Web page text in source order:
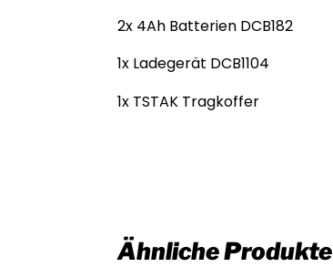
2x 4Ah Batterien DCB182
1x Ladegerät DCB1104
1x TSTAK Tragkoffer
Ähnliche Produkte